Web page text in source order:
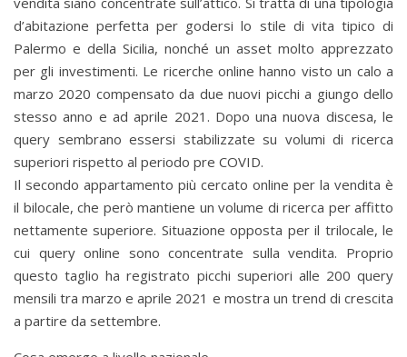
d’abitazione perfetta per godersi lo stile di vita tipico di
Palermo e della Sicilia, nonché un asset molto apprezzato
per gli investimenti. Le ricerche online hanno visto un calo a
marzo 2020 compensato da due nuovi picchi a giungo dello
stesso anno e ad aprile 2021. Dopo una nuova discesa, le
query sembrano essersi stabilizzate su volumi di ricerca
superiori rispetto al periodo pre COVID.
Il secondo appartamento più cercato online per la vendita è
il bilocale, che però mantiene un volume di ricerca per affitto
nettamente superiore. Situazione opposta per il trilocale, le
cui query online sono concentrate sulla vendita. Proprio
questo taglio ha registrato picchi superiori alle 200 query
mensili tra marzo e aprile 2021 e mostra un trend di crescita
a partire da settembre.